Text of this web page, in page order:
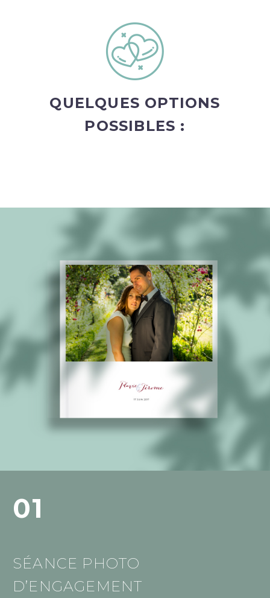
QUELQUES OPTIONS
POSSIBLES :
01
SÉANCE PHOTO
D’ENGAGEMENT